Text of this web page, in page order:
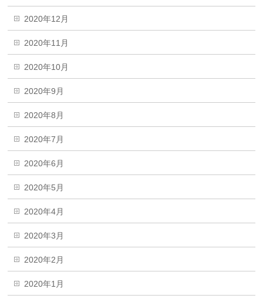
2020年12月
2020年11月
2020年10月
2020年9月
2020年8月
2020年7月
2020年6月
2020年5月
2020年4月
2020年3月
2020年2月
2020年1月